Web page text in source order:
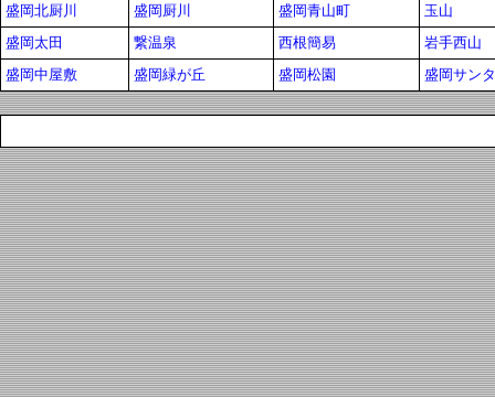
盛岡北厨川
盛岡厨川 盛岡青山町
玉山
盛岡太田
繋温泉 西根簡易
岩手西山
盛岡中屋敷
盛岡緑が丘 盛岡松園 盛岡サン